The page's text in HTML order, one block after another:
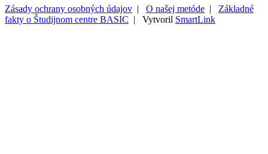
Zásady ochrany osobných údajov | O našej metóde | Základné
fakty o Študijnom centre BASIC | Vytvoril SmartLink